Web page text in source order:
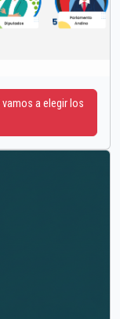
vamos a elegir los